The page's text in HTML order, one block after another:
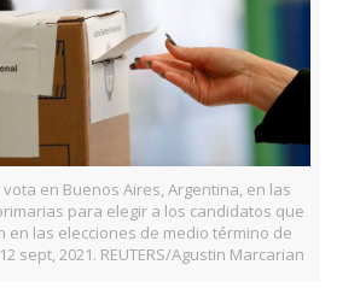
en Buenos Aires, Argentina, en las
para elegir a los candidatos que
en las elecciones de medio término de
sept, 2021. REUTERS/Agustin Marcarian